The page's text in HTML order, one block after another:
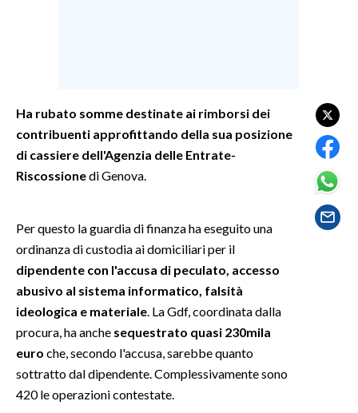
GOSSIP
SALUTE
SARDI NEL MONDO
NOTIZIE
EVENTI
#CARAUNIONE
3 MINUTI CON
Ha rubato somme destinate ai rimborsi dei
contribuenti approfittando della sua posizione
di cassiere dell'Agenzia delle Entrate-
Riscossionedi Genova.
Per questo la guardia di finanza ha eseguito una
ordinanza di custodia ai domiciliari per il
dipendente con l'accusa di peculato, accesso
abusivo al sistema informatico, falsità
ideologica e materiale . La Gdf, coordinata dalla
procura, ha anche sequestrato quasi 230mila
euro che, secondo l'accusa, sarebbe quanto
sottratto dal dipendente. Complessivamente sono
420 le operazioni contestate.